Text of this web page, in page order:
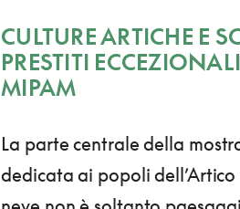
CULTURE ARTICHE E
PRESTITI
MIPAM
La parte centrale della
dedicata ai popoli